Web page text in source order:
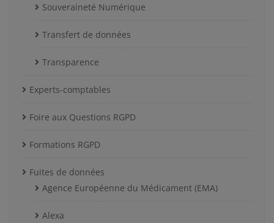
Souveraineté Numérique
Transfert de données
Transparence
Experts-comptables
Foire aux Questions RGPD
Formations RGPD
Fuites de données
Agence Européenne du Médicament (EMA)
Alexa